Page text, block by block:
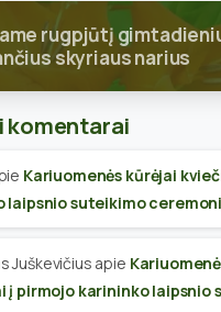
rugpjūtį
skyriaus narius
komentarai
Kariuomenės kūrėjai
laipsnio suteikimo
Juškevičius apie
į pirmojo karininko laipsnio